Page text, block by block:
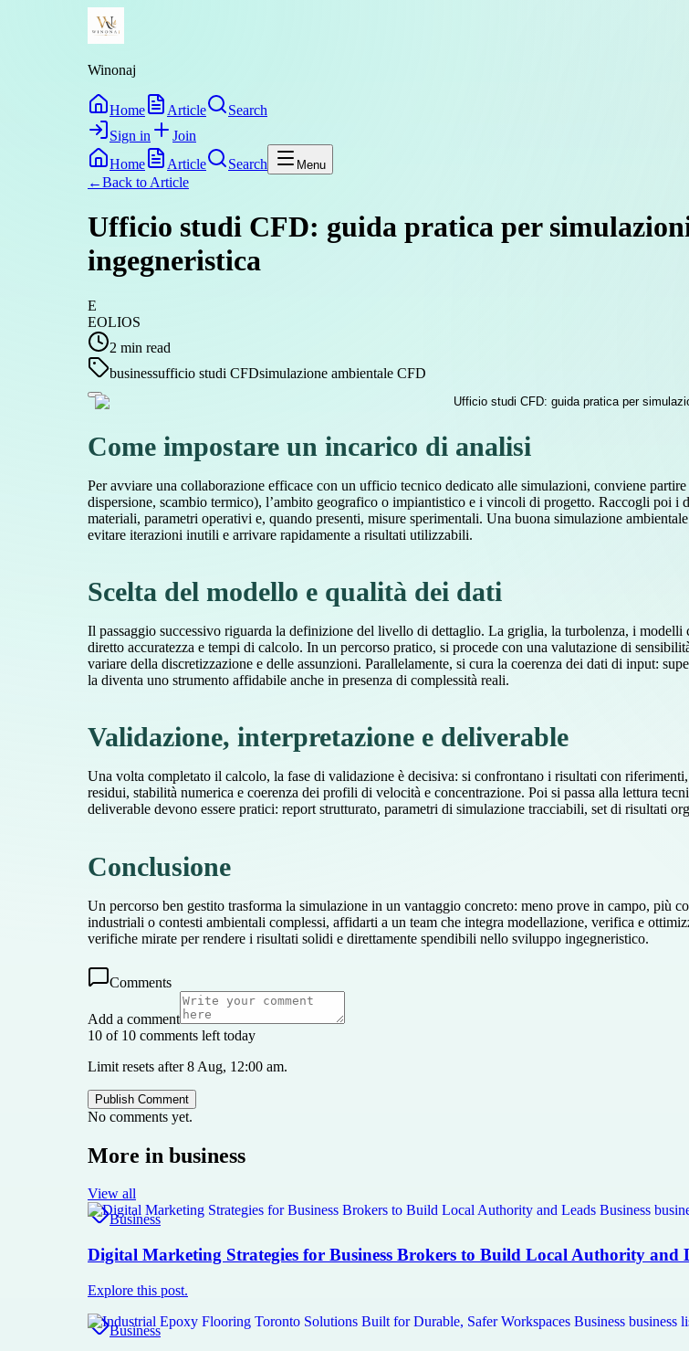
Winonaj
Home Article
Search
Sign in
Join
Home
Article Search Menu
←Back to Article
Ufficio studi CFD: guida pratica per
ingegneristica
E
EOLIOS
2 min read
businessufficio studi CFDsimulazione ambientale CFD
Come impostare un incarico di analisi
Per avviare una collaborazione efficace con un ufficio tecnico dedicato alle simulazioni, conviene
dispersione, scambio termico), l’ambito geografico o impiantistico e i vincoli di progetto. Raccogli poi i
materiali, parametri operativi e, quando presenti, misure sperimentali. Una buona simulazione
evitare iterazioni inutili e arrivare rapidamente a risultati utilizzabili.
Scelta del modello e qualità dei dati
Il passaggio successivo riguarda la definizione del livello di dettaglio. La griglia, la turbolenza, i
diretto accuratezza e tempi di calcolo. In un percorso pratico, si procede con una valutazione di
variare della discretizzazione e delle assunzioni. Parallelamente, si cura la coerenza dei dati di input:
la diventa uno strumento affidabile anche in presenza di complessità reali.
Validazione, interpretazione e deliverable
Una volta completato il calcolo, la fase di validazione è decisiva: si confrontano i risultati con
residui, stabilità numerica e coerenza dei profili di velocità e concentrazione. Poi si passa alla lettura
deliverable devono essere pratici: report strutturato, parametri di simulazione tracciabili, set di risultati
Conclusione
Un percorso ben gestito trasforma la simulazione in un vantaggio concreto: meno prove in campo, più
industriali o contesti ambientali complessi, affidarti a un team che integra modellazione, verifica e
verifiche mirate per rendere i risultati solidi e direttamente spendibili nello sviluppo ingegneristico.
Comments
Add a comment
10 of 10 comments left today
Limit resets after 8 Aug, 12:00 am.
Publish Comment
No comments yet.
More in business
View all
Business
Digital Marketing Strategies for Business Brokers to Build Local Authority and
Explore this post.
Business